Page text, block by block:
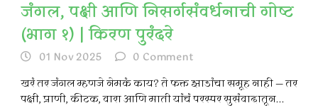
जंगल, पक्षी आणि निसर्गसंवर्धनाची गोष्ट
(भाग १) | किरण पुरंदरे
01 Nov 2025 0 Comment
खरं तर जंगल म्हणजे नेमकं काय? ते फक्त झाडांचा समूह नाही — तर
पक्षी, प्राणी, कीटक, वारा आणि माती यांचं परस्पर सुसंवादातून...